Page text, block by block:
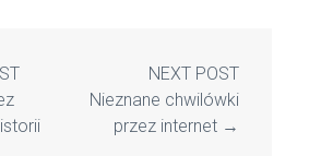
NEXT POST
Nieznane chwilówki
przez internet →